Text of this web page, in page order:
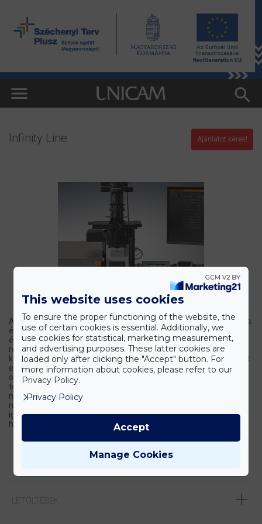
Infinity Line Ajánlatot kérek!
Az Expert Line rendszer egy csúcskategóriás, sokoldalú, rugalmas
és nyitott platform, amely bármikor továbbfejleszthető az
élettartama során.Többcsatornás konfokális lézerpásztázó
rendszer állítható méretű konfokális apertúrával. Detektor
kapuzás (gating). Hozzáférhető optomechanikai tervezés, nyitott
elektronika és szoftver platform, amely készen áll az Ön új
ötleteinek megvalósítására. Kompromisszum-mentes
teljesítmény – egyedülálló felbontási teljesítmény a STED
mikroszkópiában. QUAD nyaláb-pásztázó technológia. Páratlan
rugalmasság és testre szabási lehetőség az Ön alkalmazásaihoz
igazodva. A kulcsra-kész nanoszkópot az Ön laborjában üzembe
helyezzük és bevezetjük annak használatába.
LETÖLTÉSEK
This website uses cookies
To ensure the proper functioning of the website, the
use of certain cookies is essential. Additionally, we
use cookies for statistical, marketing measurement,
and advertising purposes. These latter cookies are
loaded only after clicking the "Accept" button. For
more information about cookies, please refer to our
Privacy Policy.
Privacy Policy
Manage Cookies
Accept